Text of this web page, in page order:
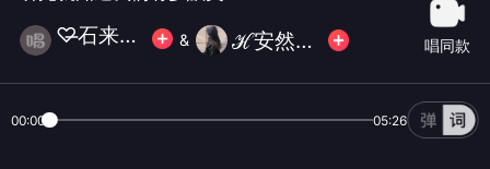
♡̶石来运转꧔ꦿ℘ & ℋ安然ℛ♛ 唱同款
00:00 05:26